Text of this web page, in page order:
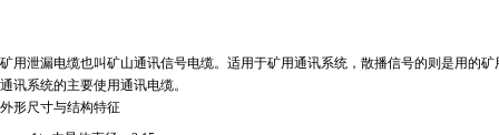
矿用泄漏电缆也叫矿山通讯信号电缆。适用于矿用通讯系统，散播信号的则是用的
通讯系统的主要使用通讯电缆。
外形尺寸与结构特征